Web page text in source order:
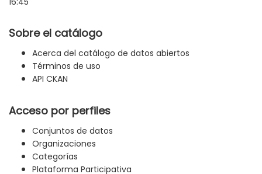
Sobre el catálogo
Acerca del catálogo de datos abiertos
Términos de uso
API CKAN
Acceso por perfiles
Conjuntos de datos
Organizaciones
Categorías
Plataforma Participativa